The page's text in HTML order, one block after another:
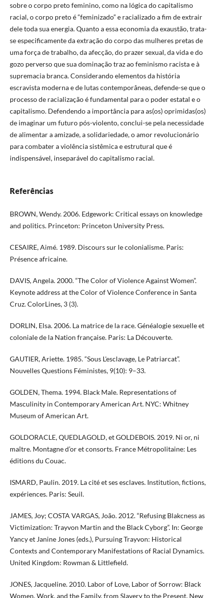
sobre o corpo preto feminino, como na lógica do capitalismo
racial, o corpo preto é “feminizado” e racializado a fim de extrair
dele toda sua energia. Quanto a essa economia da exaustão, trata-
se especificamente da extração do corpo das mulheres pretas de
uma força de trabalho, da afecção, do prazer sexual, da vida e do
gozo perverso que sua dominação traz ao feminismo racista e à
supremacia branca. Considerando elementos da história
escravista moderna e de lutas contemporâneas, defende-se que o
processo de racialização é fundamental para o poder estatal e o
capitalismo. Defendendo a importância para as(os) oprimidas(os)
de imaginar um futuro pós-violento, conclui-se pela necessidade
de alimentar a amizade, a solidariedade, o amor revolucionário
para combater a violência sistêmica e estrutural que é
indispensável, inseparável do capitalismo racial.
Referências
BROWN, Wendy. 2006. Edgework: Critical essays on knowledge
and politics. Princeton: Princeton University Press.
CESAIRE, Aimé. 1989. Discours sur le colonialisme. Paris:
Présence africaine.
DAVIS, Angela. 2000. “The Color of Violence Against Women”.
Keynote address at the Color of Violence Conference in Santa
Cruz. ColorLines, 3 (3).
DORLIN, Elsa. 2006. La matrice de la race. Généalogie sexuelle et
coloniale de la Nation française. Paris: La Découverte.
GAUTIER, Ariette. 1985. “Sous L'esclavage, Le Patriarcat”.
Nouvelles Questions Féministes, 9(10): 9–33.
GOLDEN, Thema. 1994. Black Male. Representations of
Masculinity in Contemporary American Art. NYC: Whitney
Museum of American Art.
GOLDORACLE, QUEDLAGOLD, et GOLDEBOIS. 2019. Ni or, ni
maître. Montagne d’or et consorts. France Métropolitaine: Les
éditions du Couac.
ISMARD, Paulin. 2019. La cité et ses esclaves. Institution, fictions,
expériences. Paris: Seuil.
JAMES, Joy; COSTA VARGAS, João. 2012. “Refusing Blakcness as
Victimization: Trayvon Martin and the Black Cyborg”. In: George
Yancy et Janine Jones (eds.), Pursuing Trayvon: Historical
Contexts and Contemporary Manifestations of Racial Dynamics.
United Kingdom: Rowman & Littlefield.
JONES, Jacqueline. 2010. Labor of Love, Labor of Sorrow: Black
Women, Work, and the Family, from Slavery to the Present. New